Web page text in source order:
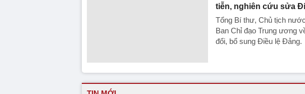
tiễn, nghiên cứu sửa
Tổng Bí thư, Chủ tịch
Ban Chỉ đạo Trung ương
đổi, bổ sung Điều lệ Đảng.